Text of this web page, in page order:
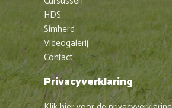
HDS
Simherd
Videogalerij
Contact
Privacyverklaring